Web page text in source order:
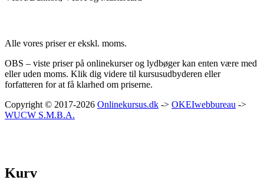
Alle vores priser er ekskl. moms.
OBS – viste priser på onlinekurser og lydbøger kan enten være med
eller uden moms. Klik dig videre til kursusudbyderen eller
forfatteren for at få klarhed om priserne.
Copyright © 2017-2026 Onlinekursus.dk -> OKEIwebbureau ->
WUCW S.M.B.A.
Kurv